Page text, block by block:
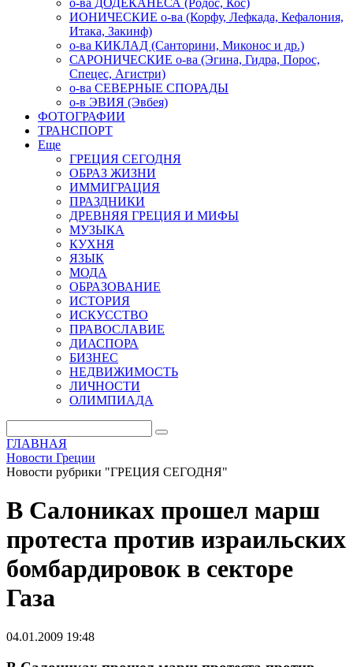
о-ва ДОДЕКАНЕСА (Родос, Кос)
ИОНИЧЕСКИЕ о-ва (Корфу, Лефкада, Кефалония,
Итака, Закинф)
о-ва КИКЛАД (Санторини, Миконос и др.)
САРОНИЧЕСКИЕ о-ва (Эгина, Гидра, Порос,
Спецес, Агистри)
о-ва СЕВЕРНЫЕ СПОРАДЫ
о-в ЭВИЯ (Эвбея)
ФОТОГРАФИИ
ТРАНСПОРТ
Еще
ГРЕЦИЯ СЕГОДНЯ
ОБРАЗ ЖИЗНИ
ИММИГРАЦИЯ
ПРАЗДНИКИ
ДРЕВНЯЯ ГРЕЦИЯ И МИФЫ
МУЗЫКА
КУХНЯ
ЯЗЫК
МОДА
ОБРАЗОВАНИЕ
ИСТОРИЯ
ИСКУССТВО
ПРАВОСЛАВИЕ
ДИАСПОРА
БИЗНЕС
НЕДВИЖИМОСТЬ
ЛИЧНОСТИ
ОЛИМПИАДА
ГЛАВНАЯ
Новости Греции
Новости рубрики "ГРЕЦИЯ СЕГОДНЯ"
В Салониках прошел марш
протеста против израильских
бомбардировок в секторе
Газа
04.01.2009 19:48